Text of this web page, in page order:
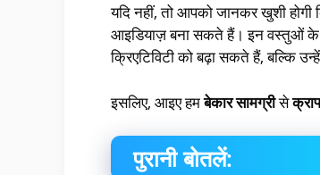
यदि नहीं, तो आपको जानकर खुशी
आइडियाज़ बना सकते हैं। इन वस्तुओं
क्रिएटिविटी को बढ़ा सकते हैं, बल्कि
इसलिए, आइए हमबेकार सामग्रीसे
पुरानी बोतलें: